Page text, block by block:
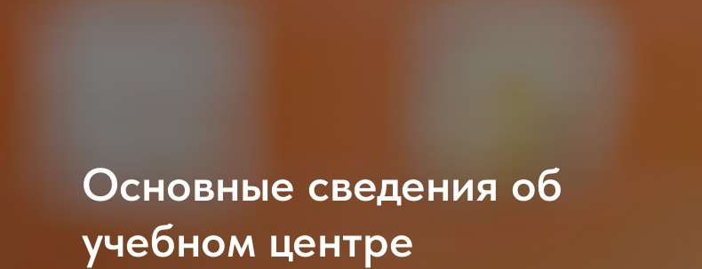
Основные сведения об
учебном центре